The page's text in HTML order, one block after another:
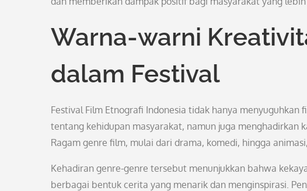
Warna-warni
dalam Festival
Festival Film Etnografi Indonesia tidak hanya
tentang kehidupan masyarakat, namun juga menghadirkan
Ragam genre film, mulai dari drama, komedi, hingga
Kehadiran genre-genre tersebut menunjukkan bahwa
berbagai bentuk cerita yang menarik dan menginspirasi.